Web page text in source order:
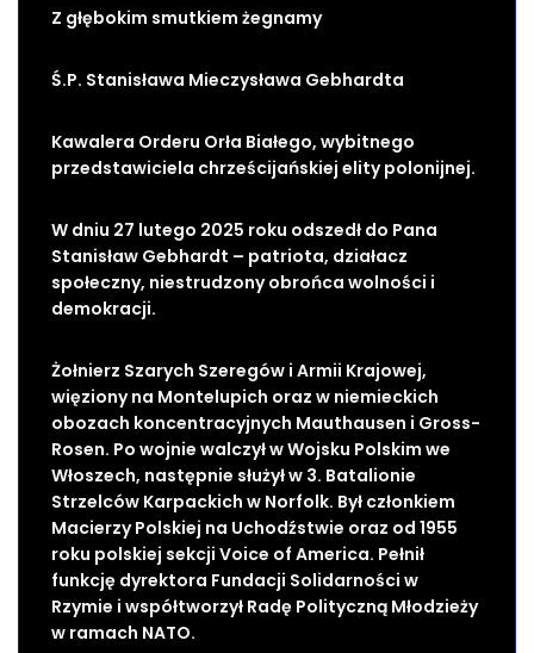
Z głębokim smutkiem żegnamy
Ś.P. Stanisława Mieczysława Gebhardta
Kawalera Orderu Orła Białego, wybitnego
przedstawiciela chrześcijańskiej elity polonijnej.
W dniu 27 lutego 2025 roku odszedł do Pana
Stanisław Gebhardt – patriota, działacz
społeczny, niestrudzony obrońca wolności i
demokracji.
Żołnierz Szarych Szeregów i Armii Krajowej,
więziony na Montelupich oraz w niemieckich
obozach koncentracyjnych Mauthausen i Gross-
Rosen. Po wojnie walczył w Wojsku Polskim we
Włoszech, następnie służył w 3. Batalionie
Strzelców Karpackich w Norfolk. Był członkiem
Macierzy Polskiej na Uchodźstwie oraz od 1955
roku polskiej sekcji Voice of America. Pełnił
funkcję dyrektora Fundacji Solidarności w
Rzymie i współtworzył Radę Polityczną Młodzieży
w ramach NATO.